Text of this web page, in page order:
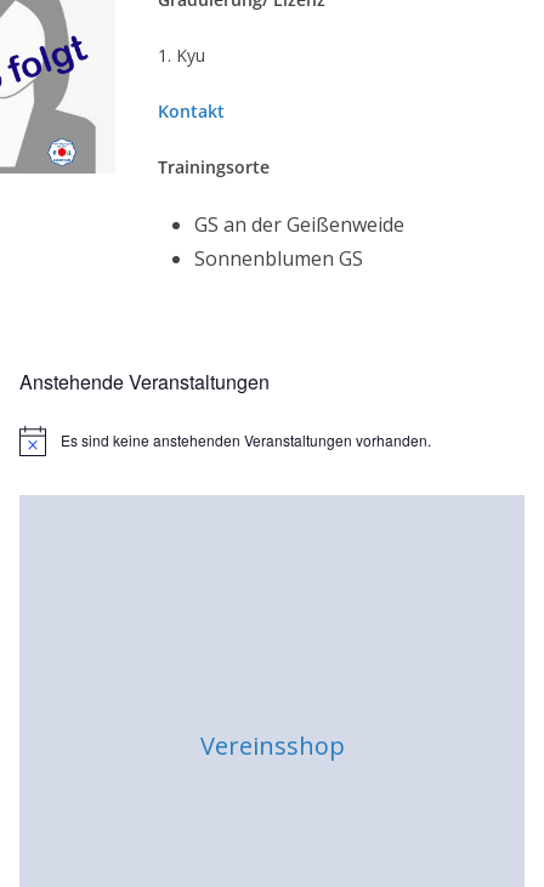
1. Kyu
Kontakt
Trainingsorte
GS an der Geißenweide
Sonnenblumen GS
Anstehende Veranstaltungen
H
Es sind keine anstehenden Veranstaltungen vorhanden.
Vereinsshop